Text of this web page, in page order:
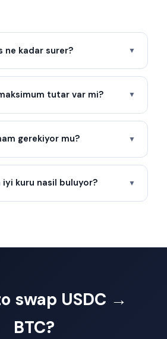
ne kadar surer? ▼
tutar var mi? ▼
gerekiyor mu? ▼
kuru nasil buluyor? ▼
swap USDC →
BTC?